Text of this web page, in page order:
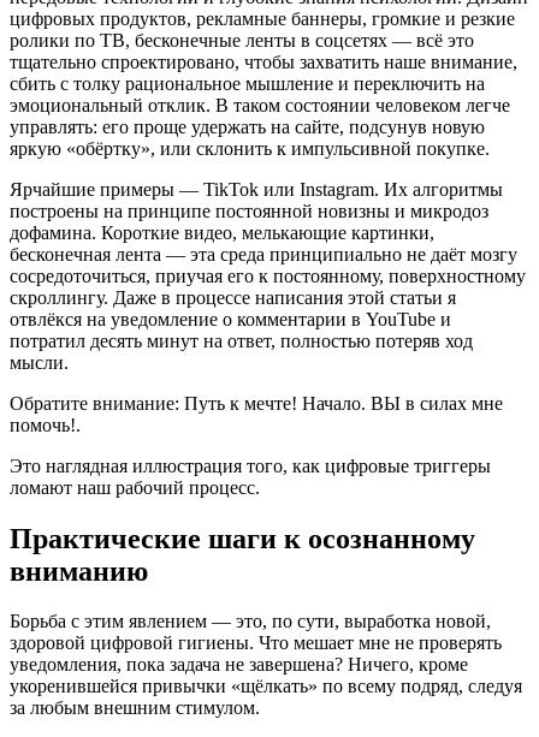
цифровых продуктов, рекламные баннеры, громкие и резкие
ролики по ТВ, бесконечные ленты в соцсетях — всё это
тщательно спроектировано, чтобы захватить наше внимание,
сбить с толку рациональное мышление и переключить на
эмоциональный отклик. В таком состоянии человеком легче
управлять: его проще удержать на сайте, подсунув новую
яркую «обёртку», или склонить к импульсивной покупке.
Ярчайшие примеры — TikTok или Instagram. Их алгоритмы
построены на принципе постоянной новизны и микродоз
дофамина. Короткие видео, мелькающие картинки,
бесконечная лента — эта среда принципиально не даёт мозгу
сосредоточиться, приучая его к постоянному, поверхностному
скроллингу. Даже в процессе написания этой статьи я
отвлёкся на уведомление о комментарии в YouTube и
потратил десять минут на ответ, полностью потеряв ход
мысли.
Обратите внимание: Путь к мечте! Начало. ВЫ в силах мне
помочь!.
Это наглядная иллюстрация того, как цифровые триггеры
ломают наш рабочий процесс.
Практические шаги к осознанному
вниманию
Борьба с этим явлением — это, по сути, выработка новой,
здоровой цифровой гигиены. Что мешает мне не проверять
уведомления, пока задача не завершена? Ничего, кроме
укоренившейся привычки «щёлкать» по всему подряд, следуя
за любым внешним стимулом.